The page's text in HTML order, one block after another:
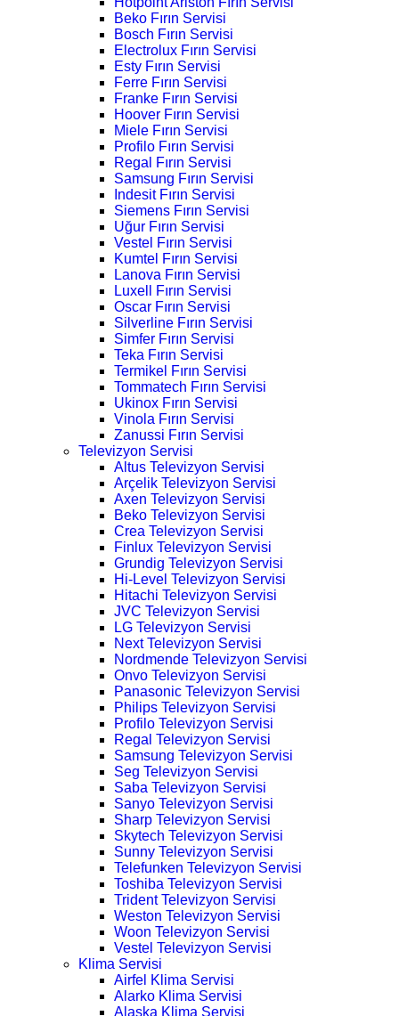
Beko Fırın Servisi
Bosch Fırın Servisi
Electrolux Fırın Servisi
Esty Fırın Servisi
Ferre Fırın Servisi
Franke Fırın Servisi
Hoover Fırın Servisi
Miele Fırın Servisi
Profilo Fırın Servisi
Regal Fırın Servisi
Samsung Fırın Servisi
Indesit Fırın Servisi
Siemens Fırın Servisi
Uğur Fırın Servisi
Vestel Fırın Servisi
Kumtel Fırın Servisi
Lanova Fırın Servisi
Luxell Fırın Servisi
Oscar Fırın Servisi
Silverline Fırın Servisi
Simfer Fırın Servisi
Teka Fırın Servisi
Termikel Fırın Servisi
Tommatech Fırın Servisi
Ukinox Fırın Servisi
Vinola Fırın Servisi
Zanussi Fırın Servisi
Televizyon Servisi
Altus Televizyon Servisi
Arçelik Televizyon Servisi
Axen Televizyon Servisi
Beko Televizyon Servisi
Crea Televizyon Servisi
Finlux Televizyon Servisi
Grundig Televizyon Servisi
Hi-Level Televizyon Servisi
Hitachi Televizyon Servisi
JVC Televizyon Servisi
LG Televizyon Servisi
Next Televizyon Servisi
Nordmende Televizyon Servisi
Onvo Televizyon Servisi
Panasonic Televizyon Servisi
Philips Televizyon Servisi
Profilo Televizyon Servisi
Regal Televizyon Servisi
Samsung Televizyon Servisi
Seg Televizyon Servisi
Saba Televizyon Servisi
Sanyo Televizyon Servisi
Sharp Televizyon Servisi
Skytech Televizyon Servisi
Sunny Televizyon Servisi
Telefunken Televizyon Servisi
Toshiba Televizyon Servisi
Trident Televizyon Servisi
Weston Televizyon Servisi
Woon Televizyon Servisi
Vestel Televizyon Servisi
Klima Servisi
Airfel Klima Servisi
Alarko Klima Servisi
Alaska Klima Servisi